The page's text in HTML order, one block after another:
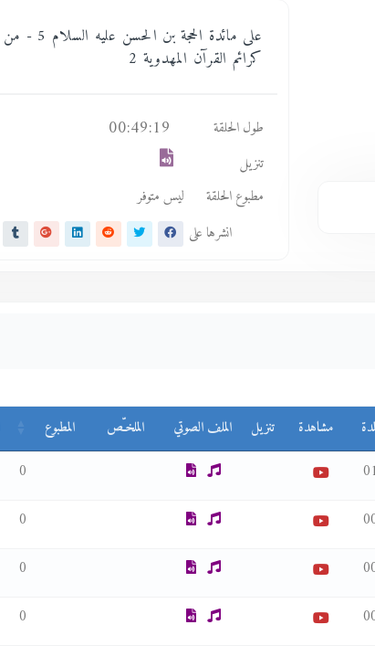
على مائدة الحجة بن الحسن عليه السلام 5 - من
كرائم القرآن المهدوية 2
طول الحلقة 00:49:19
تنزيل
مطبوع الحلقة
ليس متوفر
انشرها على
مشاهدة تنزيل الملف الصوتي الملخـّص المطبوع
0
0
0
0